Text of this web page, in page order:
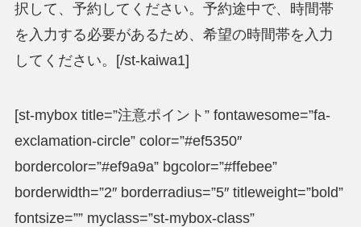
択して、予約してください。予約途中で、時間帯
を入力する必要があるため、希望の時間帯を入力
してください。[/st-kaiwa1]
[st-mybox title=”注意ポイント” fontawesome=”fa-
exclamation-circle” color=”#ef5350″
bordercolor=”#ef9a9a” bgcolor=”#ffebee”
borderwidth=”2″ borderradius=”5″ titleweight=”bold”
fontsize=”” myclass=”st-mybox-class”